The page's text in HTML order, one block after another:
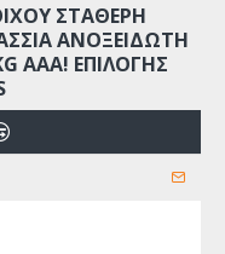
ΣΤΑΘΕΡΗ
ΑΝΟΞΕΙΔΩΤΗ
AAA! ΕΠΙΛΟΓΗΣ